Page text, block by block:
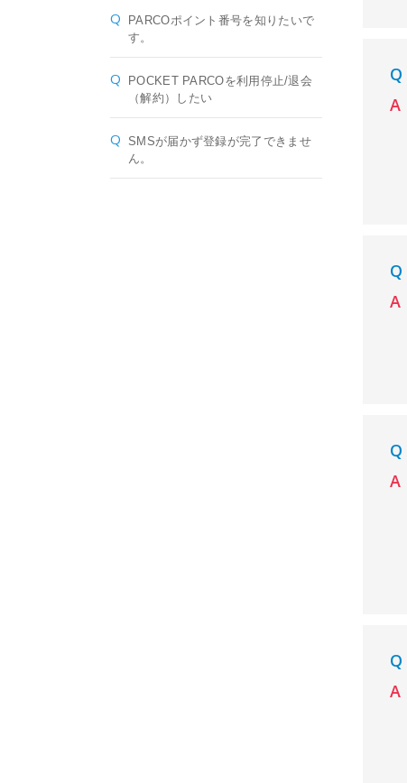
PARCOポイント番号を知りたいで
す。
POCKET PARCOを利用停止/退会
（解約）したい
SMSが届かず登録が完了できませ
ん。